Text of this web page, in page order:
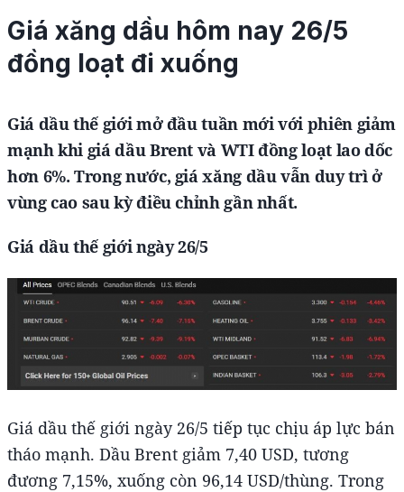
Giá xăng dầu hôm nay 26/5
đồng loạt đi xuống
Giá dầu thế giới mở đầu tuần mới với phiên giảm
mạnh khi giá dầu Brent và WTI đồng loạt lao dốc
hơn 6%. Trong nước, giá xăng dầu vẫn duy trì ở
vùng cao sau kỳ điều chỉnh gần nhất.
Giá dầu thế giới ngày 26/5
Giá dầu thế giới ngày 26/5 tiếp tục chịu áp lực bán
tháo mạnh. Dầu Brent giảm 7,40 USD, tương
đương 7,15%, xuống còn 96,14 USD/thùng. Trong